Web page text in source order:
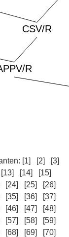
[1] [2]
[3]
[13] [14]
[15]
[24] [25]
[26]
[35] [36]
[37]
[46] [47]
[48]
[57] [58]
[59]
[68] [69]
[70]